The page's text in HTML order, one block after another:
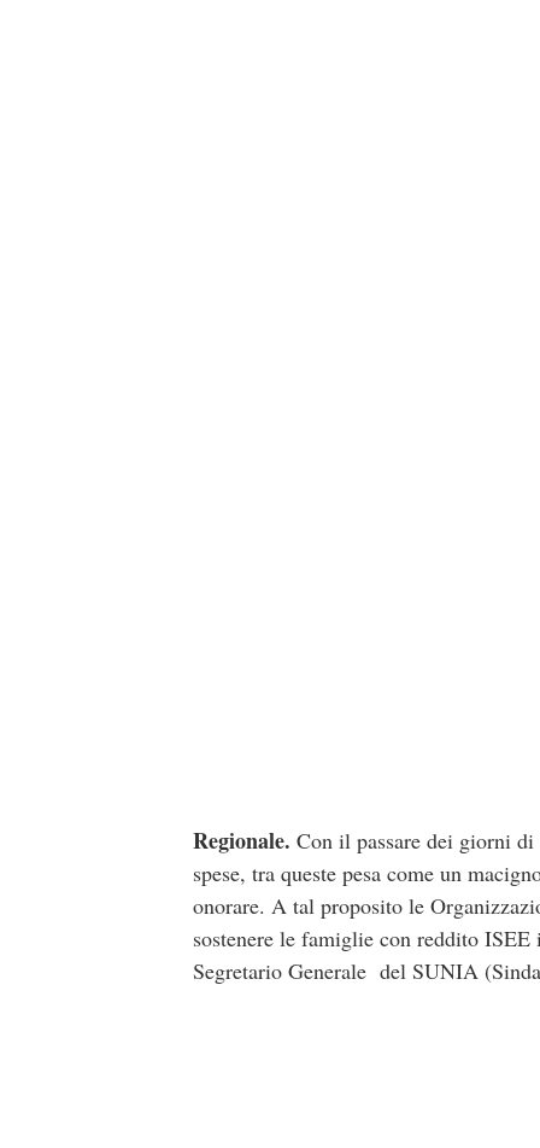
Regionale. Con il passare dei giorni
spese, tra queste pesa come un
onorare. A tal proposito le
sostenere le famiglie con reddito
Segretario Generale del SUNIA